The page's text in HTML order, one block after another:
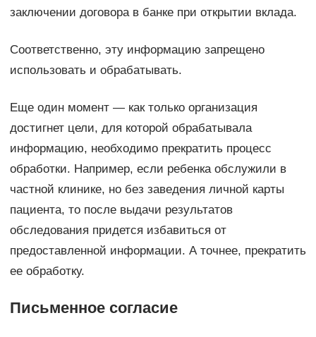
заключении договора в банке при открытии вклада.
Соответственно, эту информацию запрещено
использовать и обрабатывать.
Еще один момент — как только организация
достигнет цели, для которой обрабатывала
информацию, необходимо прекратить процесс
обработки. Например, если ребенка обслужили в
частной клинике, но без заведения личной карты
пациента, то после выдачи результатов
обследования придется избавиться от
предоставленной информации. А точнее, прекратить
ее обработку.
Письменное согласие